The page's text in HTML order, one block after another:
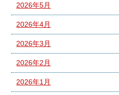
2026年5月
2026年4月
2026年3月
2026年2月
2026年1月